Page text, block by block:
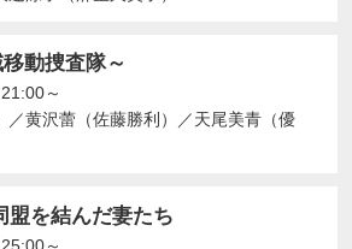
動捜査隊～
～
／黄沢蕾（佐藤勝利） ／天尾美青（優
盟を結んだ妻たち